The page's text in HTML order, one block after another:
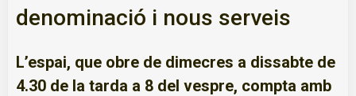
denominació i nous serveis
L’espai, que obre de dimecres a dissabte de
4.30 de la tarda a 8 del vespre, compta amb